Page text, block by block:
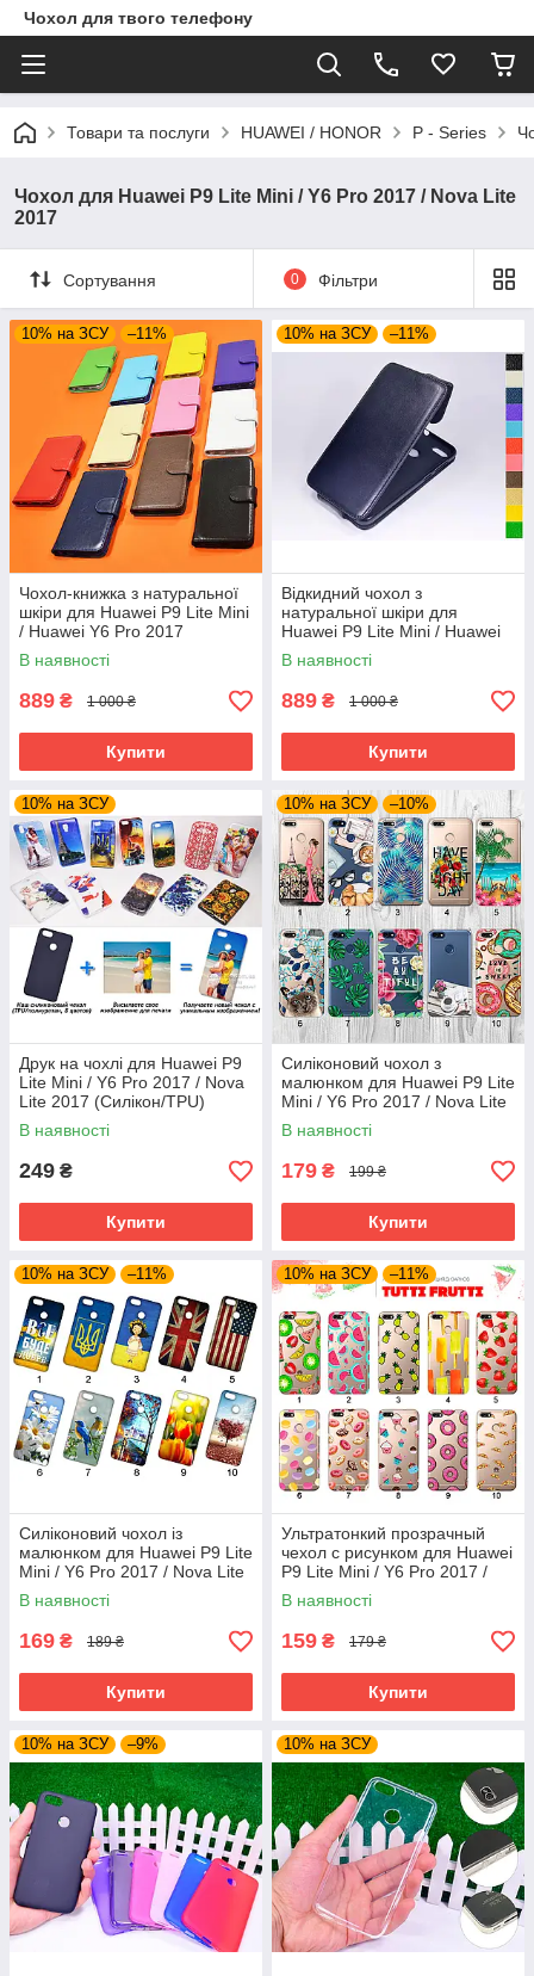
Чохол для твого телефону
Товари та послуги HUAWEI / HONOR P - Series
Чохол для Huawei P9 Lite Mini / Y6 Pro 2017 / Nova Lite
2017
Сортування 0 Фільтри
10% на ЗСУ –11%
Чохол-книжка з натуральної
шкіри для Huawei P9 Lite Mini
/ Huawei Y6 Pro 2017
В наявності
889 ₴ 1 000 ₴
Купити
10% на ЗСУ –11%
Відкидний чохол з
натуральної шкіри для
Huawei P9 Lite Mini / Huawei
Y6 Pro 2017
В наявності
889 ₴ 1 000 ₴
Купити
10% на ЗСУ
Друк на чохлі для Huawei P9
Lite Mini / Y6 Pro 2017 / Nova
Lite 2017 (Силікон/TPU)
В наявності
249 ₴
Купити
10% на ЗСУ –10%
Силіконовий чохол з
малюнком для Huawei P9 Lite
Mini / Y6 Pro 2017 / Nova Lite
2017 (new collection)
В наявності
179 ₴ 199 ₴
Купити
10% на ЗСУ –11%
Силіконовий чохол із
малюнком для Huawei P9 Lite
Mini / Y6 Pro 2017 / Nova Lite
2017
В наявності
169 ₴ 189 ₴
Купити
10% на ЗСУ –11%
Ультратонкий прозрачный
чехол с рисунком для Huawei
P9 Lite Mini / Y6 Pro 2017 /
Nova Lite 2017 (80 дизайнов)
В наявності
159 ₴ 179 ₴
Купити
10% на ЗСУ –9% 10% на ЗСУ